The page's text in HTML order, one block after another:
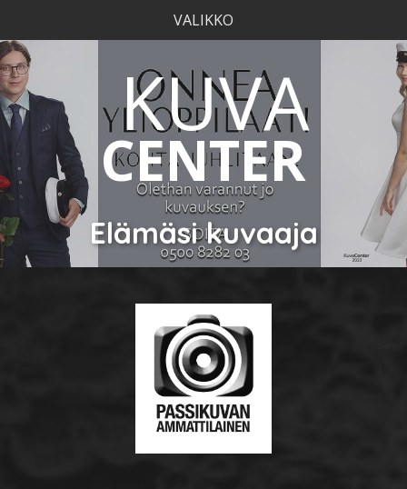
VALIKKO
KUVA
CENTER
Elämäsi kuvaaja